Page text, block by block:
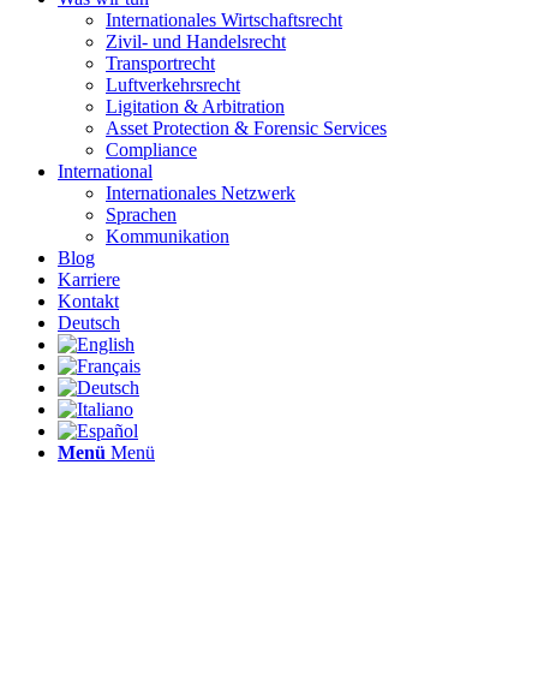
Internationales Wirtschaftsrecht
Zivil- und Handelsrecht
Transportrecht
Luftverkehrsrecht
Ligitation & Arbitration
Asset Protection & Forensic Services
Compliance
International
Internationales Netzwerk
Sprachen
Kommunikation
Blog
Karriere
Kontakt
Deutsch
Menü Menü